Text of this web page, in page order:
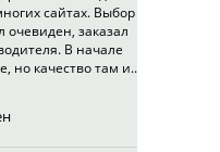
сайтах. Выбор
очевиден, заказал
В начале
но качество там и..